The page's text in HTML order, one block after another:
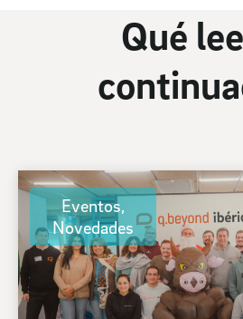
Qué
Eventos,
Novedades